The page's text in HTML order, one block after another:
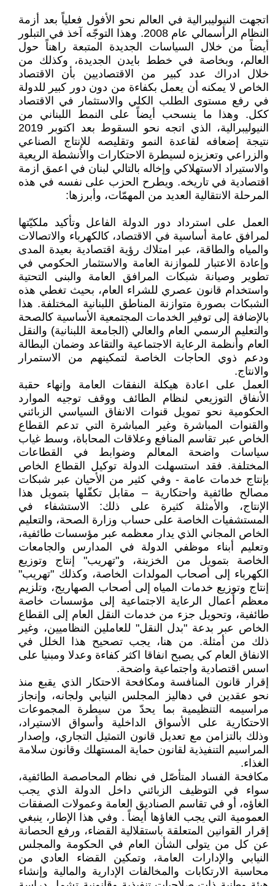
اتجهت النيوليبرالية في العالم نحو الأفول فعلياً بعد أزمة
النظام الرأسمالي عام 2008. وهذا التوجّه آخذ في التبلور
أيضاً من خلال السياسات الجديدة المتبعة راهناً حول
العالم، وبخاصة في خطط بايدن الجديدة، وكذلك من
خلال ادراك عدد كبير من الاقتصاديين بأن الاقتصاد
الخاص لا يمكنه أن يعمل بكفاءة من دون دور كبير للدولة
في رفع مستوى الطلب الكلي والاستثمار في الاقتصاد
ككل. وهذا ما ينسحب أيضاً على النمط اللبناني من
النيوليبرالية، الذي اتجه نحو السقوط بعد اكتوبر 2019
نتيجة إضعافه لقاعدة النمو وتقليصه للإنتاج الصناعي
والزراعي وتعزيزه لسيطرة الاحتكارات والأنشطة الريعية
والاستيراد الاستهلاكي وإخاله بالتالي لبنان في اعمق ازمة
اقتصادية في تاريخه. ويطرح الحزب على نفسه في هذه
المرحلة الانتقالية العديد من المهمّات، وأبرزها:
العمل على استرداد دور الدولة الفاعل وتأكيد ملكيّتها
لمرافق عامة أساسية في الاقتصاد، كالكهرباء والاتصالات
والمياه والطاقة، عبر امتلاك رؤية اقتصادية بعيدة المدى
وإعادة الاعتبار للموازنة العامة والاستثمار الحكومي في
تطوير وصيانة شبكات المرافق العامة والبنى التحتية
واستخدام قانون عصري للشراء العام، بحيث تغطي هذه
الشبكات بصورة متوازنة المناطق اللبنانية المختلفة. هذا
بالإضافة إلى توفير الخدمات المجتمعية الأساسية كالصحة
والتعليم الرسمي العام والعالي (الجامعة اللبنانية) والنقل
العام وأنظمة الرعاية الاجتماعية والتقاعد وضمان البطالة
ودعم ذوي الحاجات الخاصة لتمكينهم من الاستمرار
والانتاج.
العمل على اعادة هيكلة النفقات العامة وإنهاء حقبة
الأنفاق التوزيعي لنظام الطائف ووقف توجيه الموارد
الحكومية نحو تمويل قنوات الانفاق السياسي الزبائني
والقنوات المباشرة وغير المباشرة التي تدعم القطاع
الخاص عبر تقاسم المنافع وعلاقات المحاباة، وسط غياب
سياسات واضحة المعالم وضوابط في القطاعات
المختلفة. فقد استسهلت الدولة توكيل القطاع الخاص
بإنتاج خدمات عامة - وفي كثير من الأحيان عبر شبكات
مصالح طائفية واحتكارية – مقابل تكفّلها بتمويل هذا
الإنتاج، والأمثلة كثيرة على ذلك: الاستشفاء في
المستشفيات الخاصة على حساب وزارة الصحة، والتعليم
الخاص المجاني الذي يدار معظمه عبر مؤسسات طائفية،
وتعليم أبناء موظفي الدولة في المدارس والجامعات
الخاصة بتمويل من الخزينة، و"تهريب" إنتاج وتوزيع
الكهرباء إلى أصحاب المولدات الخاصة، وكذلك "تهريب"
إنتاج وتوزيع خدمات المياه إلى أصحاب الصهاريج، وتلزيم
معظم أعمال الرعاية الاجتماعية إلى مؤسسات خاصة
طائفية، وتحويل جزء من خدمات النقل العام إلى القطاع
الخاص عبر بدعة "بدل النقل" للعاملين النظاميين، وغير
ذلك من أمثلة. من هنا، يجب تصحيح هذا الخلل في
الانفاق العام كي يصبح انفاقا اكثر كفاءة وعدلا ومبنيا على
اسس اقتصادية واجتماعية واضحة.
إقرار قانون المنافسة ومكافحة الاحتكار الذي يقبع منذ
نحو عقدين في دهاليز المجلس النيابي ولجانه، وإنجاز
مراسيمه التنظيمية بما يحدّ من سيطرة المجموعات
الاحتكارية على الأسواق الداخلية وأسواق الاستيراد،
وذلك بالتزامن مع تعديل قانون التمثيل التجاري، وإصدار
المراسيم التنفيذية لقانون حماية المستهلك وقانون سلامة
الغذاء.
مكافحة الفساد المتأصّل في نظام المحاصصة الطائفية،
سواء في التوظيف الزبائني داخل الدولة الذي يجب
الغاؤه، أو في تقاسم الصناديق العامة وعمولات الصفقات
العمومية التي يجب الغاؤها أيضاً . وفي هذا الإطار، ينبغي
إقرار القوانين المتعلقة باستقلالية القضاء، ورفع الحصانة
عن كل من يتولى الشأن العام في الحكومة والمجلس
النيابي والإدارات العامة، وتمكين القضاء العادي من
محاسبة الارتكابات والمخالفات الإدارية والمالية وإنشاء